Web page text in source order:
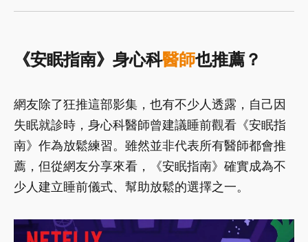
《安眠指南》身心科醫師也推薦？
網友除了狂推這部影集，也有不少人透露，自己因
失眠就診時，身心科醫師曾建議睡前觀看《安眠指
南》作為放鬆練習。雖然並非代表所有醫師都會推
薦，但從網友分享來看，《安眠指南》確實成為不
少人建立睡前儀式、幫助放鬆的選擇之一。